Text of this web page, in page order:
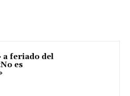
a feriado del
es